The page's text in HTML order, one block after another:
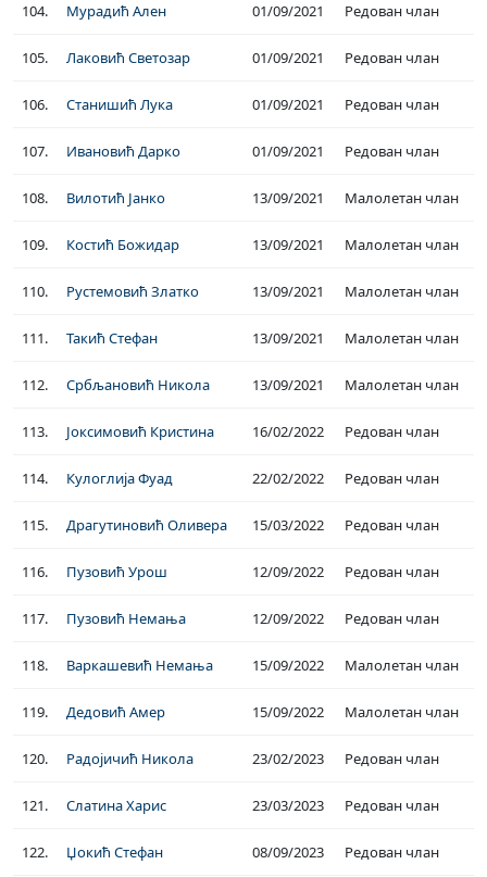
104. Мурадић Ален 01/09/2021 Редован члан
105. Лаковић Светозар 01/09/2021 Редован члан
106. Станишић Лука 01/09/2021 Редован члан
107. Ивановић Дарко 01/09/2021 Редован члан
108. Вилотић Јанко 13/09/2021 Малолетан члан
109. Костић Божидар 13/09/2021 Малолетан члан
110. Рустемовић Златко 13/09/2021 Малолетан члан
111. Такић Стефан 13/09/2021 Малолетан члан
112. Србљановић Никола 13/09/2021 Малолетан члан
113. Јоксимовић Кристина 16/02/2022 Редован члан
114. Кулоглија Фуад 22/02/2022 Редован члан
115. Драгутиновић Оливера 15/03/2022 Редован члан
116. Пузовић Урош 12/09/2022 Редован члан
117. Пузовић Немања 12/09/2022 Редован члан
118. Варкашевић Немања 15/09/2022 Малолетан члан
119. Дедовић Амер 15/09/2022 Малолетан члан
120. Радојичић Никола 23/02/2023 Редован члан
121. Слатина Харис 23/03/2023 Редован члан
122. Џокић Стефан 08/09/2023 Редован члан